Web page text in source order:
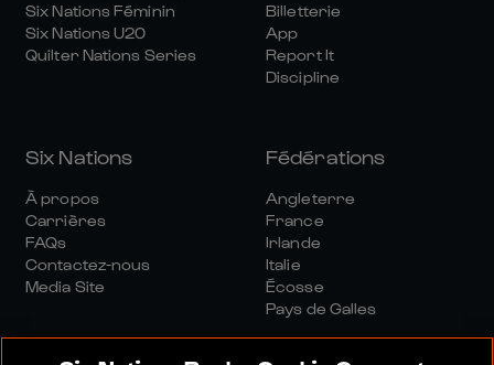
Six Nations Féminin
Six Nations U20
Quilter Nations Series
Billetterie
App
Report It
Discipline
Six Nations
À propos
Carrières
FAQs
Contactez-nous
Media Site
Fédérations
Angleterre
France
Irlande
Italie
Écosse
Pays de Galles